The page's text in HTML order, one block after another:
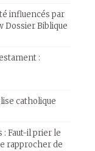
influencés par
Dossier Biblique
:
catholique
Faut-il prier le
rapprocher de